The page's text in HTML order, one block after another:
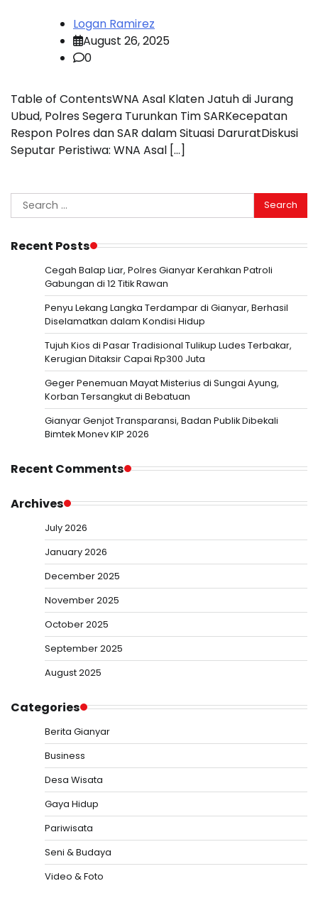
Logan Ramirez
August 26, 2025
0
Table of ContentsWNA Asal Klaten Jatuh di Jurang
Ubud, Polres Segera Turunkan Tim SARKecepatan
Respon Polres dan SAR dalam Situasi DaruratDiskusi
Seputar Peristiwa: WNA Asal […]
Search
for:
Recent Posts
Cegah Balap Liar, Polres Gianyar Kerahkan Patroli
Gabungan di 12 Titik Rawan
Penyu Lekang Langka Terdampar di Gianyar, Berhasil
Diselamatkan dalam Kondisi Hidup
Tujuh Kios di Pasar Tradisional Tulikup Ludes Terbakar,
Kerugian Ditaksir Capai Rp300 Juta
Geger Penemuan Mayat Misterius di Sungai Ayung,
Korban Tersangkut di Bebatuan
Gianyar Genjot Transparansi, Badan Publik Dibekali
Bimtek Monev KIP 2026
Recent Comments
Archives
July 2026
January 2026
December 2025
November 2025
October 2025
September 2025
August 2025
Categories
Berita Gianyar
Business
Desa Wisata
Gaya Hidup
Pariwisata
Seni & Budaya
Video & Foto